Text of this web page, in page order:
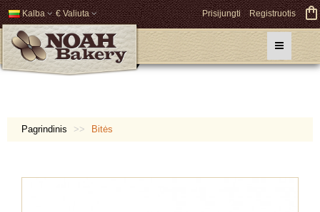
Kalba € Valiuta Prisijungti Registruotis
Pagrindinis Bitės